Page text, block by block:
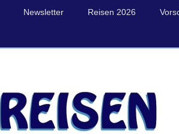
Newsletter Reisen 2026